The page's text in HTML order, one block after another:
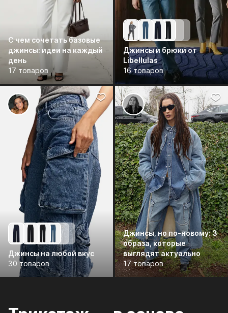
С чем сочетать базовые
джинсы: идеи на каждый
день
17 товаров
Джинсы и брюки от
Libellulas
16 товаров
Джинсы на любой вкус
30 товаров
Джинсы, но по-новому: 3
образа, которые
выглядят актуально
17 товаров